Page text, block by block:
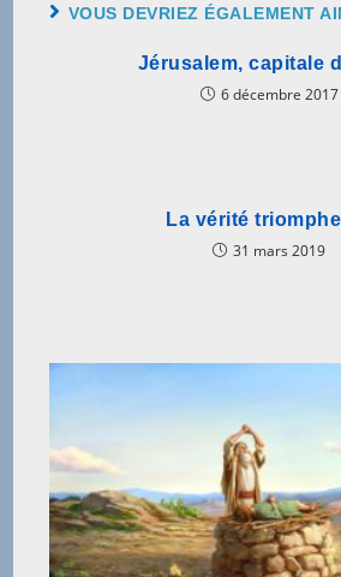
VOUS DEVRIEZ ÉGALEMENT
Jérusalem, capitale
6 décembre 2017
La vérité
31 mars 2019